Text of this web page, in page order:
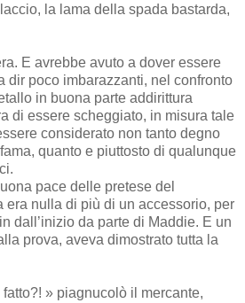
la lama della spada bastarda,
E avrebbe avuto a dover essere
dir poco imbarazzanti, nel confronto
in buona parte addirittura
di essere scheggiato, in misura tale
considerato non tanto degno
quanto e piuttosto di qualunque
pace delle pretese del
era nulla di più di un accessorio, per
dall’inizio da parte di Maddie. E un
prova, aveva dimostrato tutta la
» piagnucolò il mercante,